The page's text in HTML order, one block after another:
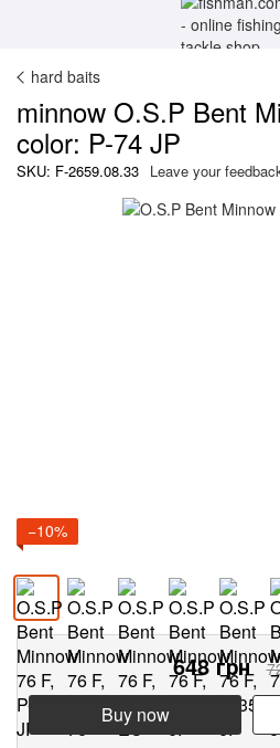
hard baits
minnow O.S.P Bent
color: P-74 JP
SKU: F-2659.08.33 Leave your
−10%
648грн
Buy now